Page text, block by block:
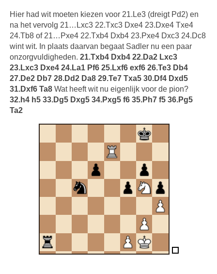
Hier had wit moeten kiezen voor 21.Le3 (dreigt Pd2) en
na het vervolg 21…Lxc3 22.Txc3 Dxe4 23.Dxe4 Txe4
24.Tb8 of 21…Pxe4 22.Txb4 Dxb4 23.Pxe4 Dxc3 24.Dc8
wint wit. In plaats daarvan begaat Sadler nu een paar
onzorgvuldigheden. 21.Txb4 Dxb4 22.Da2 Lxc3
23.Lxc3 Dxe4 24.La1 Pf6 25.Lxf6 exf6 26.Te3 Db4
27.De2 Db7 28.Dd2 Da8 29.Te7 Txa5 30.Df4 Dxd5
31.Dxf6 Ta8 Wat heeft wit nu eigenlijk voor de pion?
32.h4 h5 33.Dg5 Dxg5 34.Pxg5 f6 35.Ph7 f5 36.Pg5
Ta2